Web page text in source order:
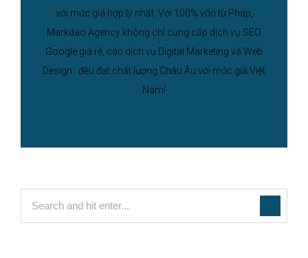
với mức giá hợp lý nhất. Với 100% vốn từ Pháp,
Markdao Agency không chỉ cung cấp dịch vụ SEO
Google giá rẻ, các dịch vụ Digital Marketing và Web
Design.. đều đạt chất lượng Châu Âu với mức giá Việt
Nam!